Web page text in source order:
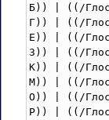
Б)) | ((/
Г)) | ((/
Е)) | ((/
З)) | ((/
К)) | ((/
М)) | ((/
О)) | ((/
Р)) | ((/